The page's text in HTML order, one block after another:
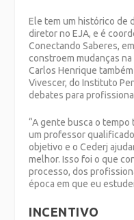
Ele tem um histórico de
diretor no EJA, e é
Conectando Saberes,
constroem mudanças
Carlos Henrique
Vivescer, do Instituto
debates para
“A gente busca o
um professor
objetivo e o Cederj
melhor. Isso foi o que
processo, dos
época em que eu
INCENTIVO